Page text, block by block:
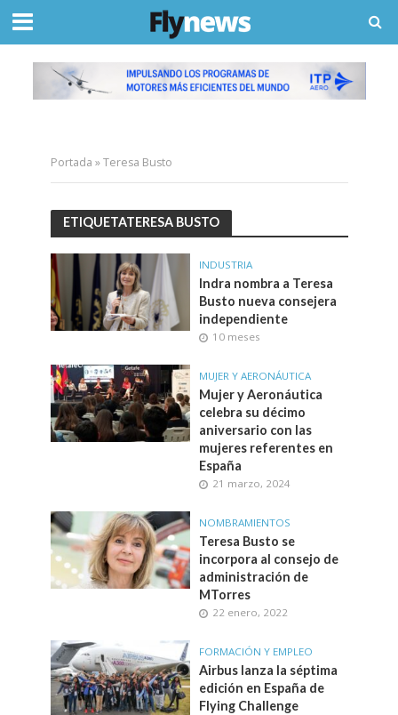
Portada »Teresa Busto
ETIQUETATERESA BUSTO
INDUSTRIA
Indra nombra a Teresa
Busto nueva consejera
independiente
10 meses
MUJER Y AERONÁUTICA
Mujer y Aeronáutica
celebra su décimo
aniversario con las
mujeres referentes en
España
21 marzo, 2024
NOMBRAMIENTOS
Teresa Busto se
incorpora al consejo de
administración de
MTorres
22 enero, 2022
FORMACIÓN Y EMPLEO
Airbus lanza la séptima
edición en España de
Flying Challenge